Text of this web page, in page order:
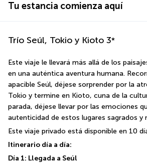
Tu estancia comienza aquí
Trío Seúl, Tokio y Kioto 3*
Este viaje le llevará más allá de los
en una auténtica aventura humana.
apacible Seúl, déjese sorprender por la
Tokio y termine en Kioto, cuna de la
parada, déjese llevar por las emociones
autenticidad de estos lugares sagrados y
Este viaje privado está disponible en 10
Itinerario día a día:
Día 1: Llegada a Seúl